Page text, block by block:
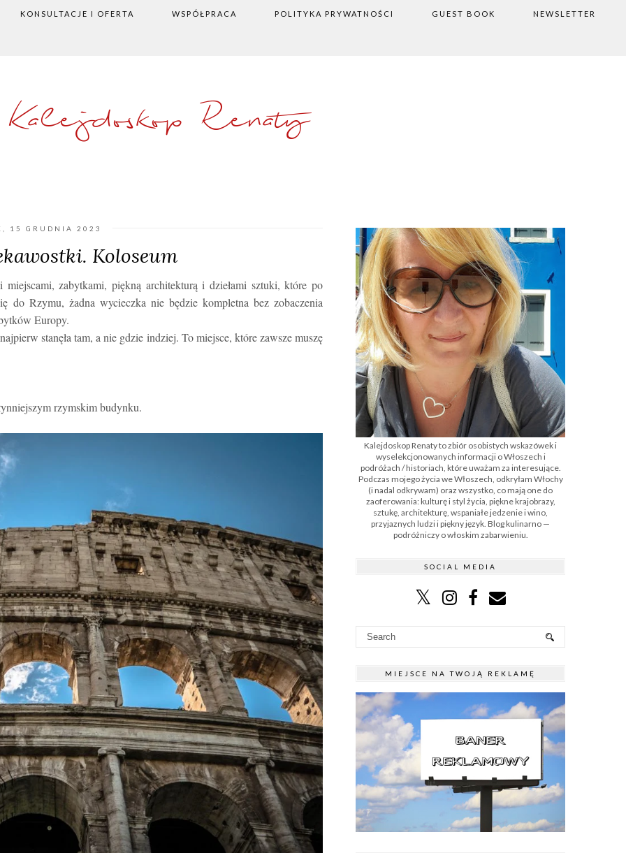
KONSULTACJE I OFERTA WSPÓŁPRACA POLITYKA PRYWATNOŚCI GUEST BOOK NEWSLETTER
Kalejdoskop Renaty
15 GRUDNIA 2023
Koloseum
zabytkami, piękną architekturą i dziełami sztuki, które po
do Rzymu, żadna wycieczka nie będzie kompletna bez zobaczenia
Europy.
stanęła tam, a nie gdzie indziej. To miejsce, które zawsze muszę
rzymskim budynku.
Kalejdoskop Renaty to zbiór osobistych wskazówek i
wyselekcjonowanych informacji o Włoszech i
podróżach / historiach, które uważam za interesujące.
Podczas mojego życia we Włoszech, odkryłam Włochy
(i nadal odkrywam) oraz wszystko, co mają one do
zaoferowania: kulturę i styl życia, piękne krajobrazy,
sztukę, architekturę, wspaniałe jedzenie i wino,
przyjaznych ludzi i piękny język. Blog kulinarno —
podróżniczy o włoskim zabarwieniu.
SOCIAL MEDIA
MIEJSCE NA TWOJĄ REKLAMĘ